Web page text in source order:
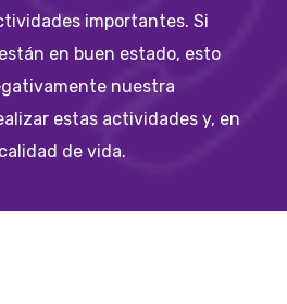
importantes. Si
en buen estado, esto
nuestra
estas actividades y, en
de vida.